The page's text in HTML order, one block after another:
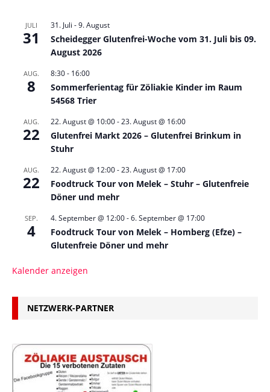
JULI
31
31. Juli -9. August
Scheidegger Glutenfrei-Woche vom 31. Juli bis 09.
August 2026
AUG.
8
8:30- 16:00
Sommerferientag für Zöliakie Kinder im Raum
54568 Trier
AUG.
22
22. August @ 10:00-23. August @ 16:00
Glutenfrei Markt 2026 – Glutenfrei Brinkum in
Stuhr
AUG.
22
22. August @ 12:00-23. August @ 17:00
Foodtruck Tour von Melek – Stuhr – Glutenfreie
Döner und mehr
SEP.
4
4. September @ 12:00-6. September @ 17:00
Foodtruck Tour von Melek – Homberg (Efze) –
Glutenfreie Döner und mehr
Kalender anzeigen
NETZWERK-PARTNER